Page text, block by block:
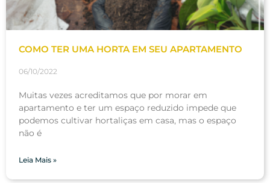
COMO TER UMA HORTA EM SEU APARTAMENTO
06/10/2022
Muitas vezes acreditamos que por morar em
apartamento e ter um espaço reduzido impede que
podemos cultivar hortaliças em casa, mas o espaço
não é
Leia Mais »